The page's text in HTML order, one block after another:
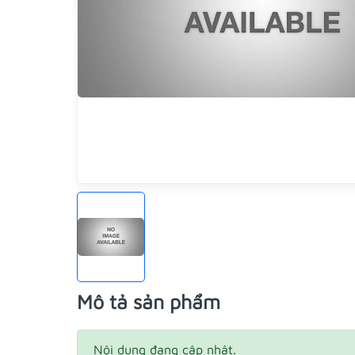
Mô tả sản phẩm
Nội dung đang cập nhật.